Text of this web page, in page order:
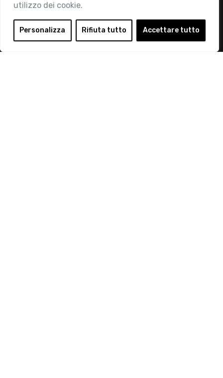
utilizzo dei cookie.
Personalizza Rifiuta tutto Accettare tutto
Area Riservata
Login
Diventa Socio